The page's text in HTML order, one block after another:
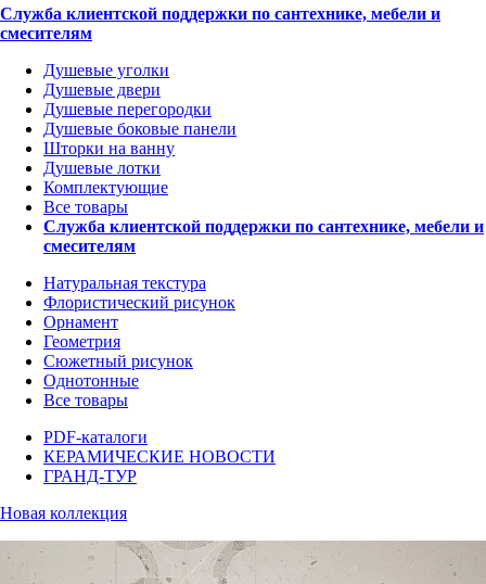
Служба клиентской поддержки по сантехнике, мебели и
смесителям
Душевые уголки
Душевые двери
Душевые перегородки
Душевые боковые панели
Шторки на ванну
Душевые лотки
Комплектующие
Все товары
Служба клиентской поддержки по сантехнике, мебели и
смесителям
Натуральная текстура
Флористический рисунок
Орнамент
Геометрия
Сюжетный рисунок
Однотонные
Все товары
PDF-каталоги
КЕРАМИЧЕСКИЕ НОВОСТИ
ГРАНД-ТУР
Новая коллекция